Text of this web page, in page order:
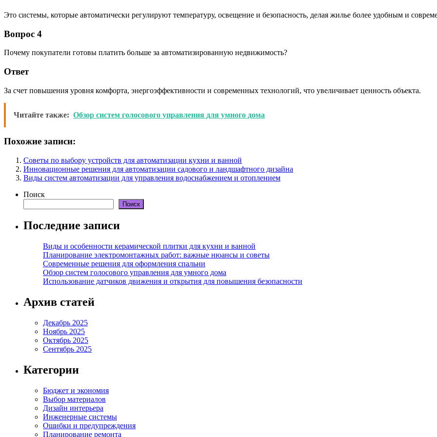
Это системы, которые автоматически регулируют температуру, освещение и безопасность, делая жилье более удобным и
Вопрос 4
Почему покупатели готовы платить больше за автоматизированную недвижимость?
Ответ
За счет повышения уровня комфорта, энергоэффективности и современных технологий, что увеличивает ценность объекта.
Читайте также: Обзор систем голосового управления для умного дома
Похожие записи:
Советы по выбору устройств для автоматизации кухни и ванной
Инновационные решения для автоматизации садового и ландшафтного дизайна
Виды систем автоматизации для управления водоснабжением и отоплением
Поиск
Поиск
Последние записи
Виды и особенности керамической плитки для кухни и ванной
Планирование электромонтажных работ: важные нюансы и советы
Современные решения для оформления спальни
Обзор систем голосового управления для умного дома
Использование датчиков движения и открытия для повышения безопасности
Архив статей
Декабрь 2025
Ноябрь 2025
Октябрь 2025
Сентябрь 2025
Категории
Бюджет и экономия
Выбор материалов
Дизайн интерьера
Инженерные системы
Ошибки и предупреждения
Планирование ремонта